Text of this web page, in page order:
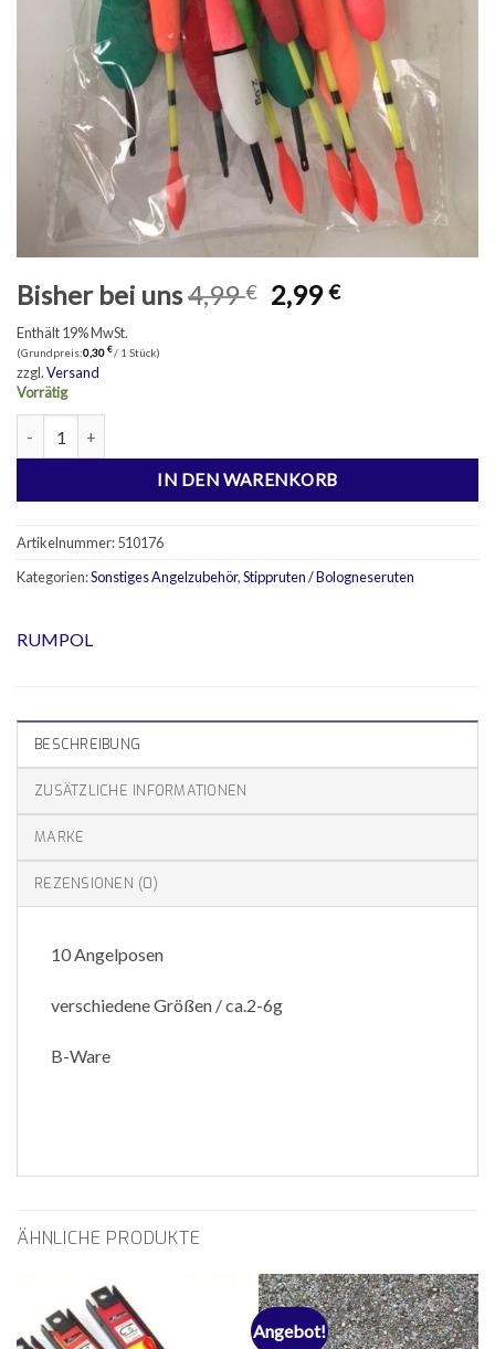
Bisher bei uns4,99€ Ursprünglicher
Preis
2,99€Aktueller
Enthält 19% MwSt.
(Grundpreis:0,30 €/ 1 Stück)
zzgl.Versand
Vorrätig
IN DEN WARENKORB
Artikelnummer:510176
Kategorien:Sonstiges Angelzubehör,Stippruten / Bologneseruten
RUMPOL
BESCHREIBUNG
ZUSÄTZLICHE INFORMATIONEN
MARKE
REZENSIONEN (0)
10 Angelposen
verschiedene Größen / ca.2-6g
B-Ware
ÄHNLICHE PRODUKTE
Angebot!